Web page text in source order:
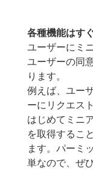
各種機能はす
ユーザーにミ
ユーザーの同
ります。
例えば、ユー
ーにリクエス
はじめてミニ
を取得するこ
ます。パーミ
単なので、ぜ